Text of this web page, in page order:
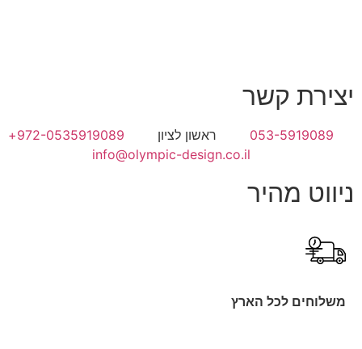
ניווט מהיר
משלוחים לכל הארץ
יצירת קשר
053-5919089 ראשון לציון
972-0535919089+
info@olympic-design.co.il